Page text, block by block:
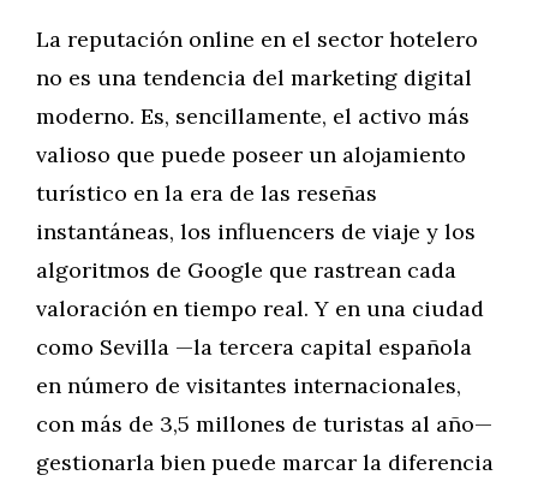
La reputación online en el sector hotelero
no es una tendencia del marketing digital
moderno. Es, sencillamente, el activo más
valioso que puede poseer un alojamiento
turístico en la era de las reseñas
instantáneas, los influencers de viaje y los
algoritmos de Google que rastrean cada
valoración en tiempo real. Y en una ciudad
como Sevilla —la tercera capital española
en número de visitantes internacionales,
con más de 3,5 millones de turistas al año—
gestionarla bien puede marcar la diferencia